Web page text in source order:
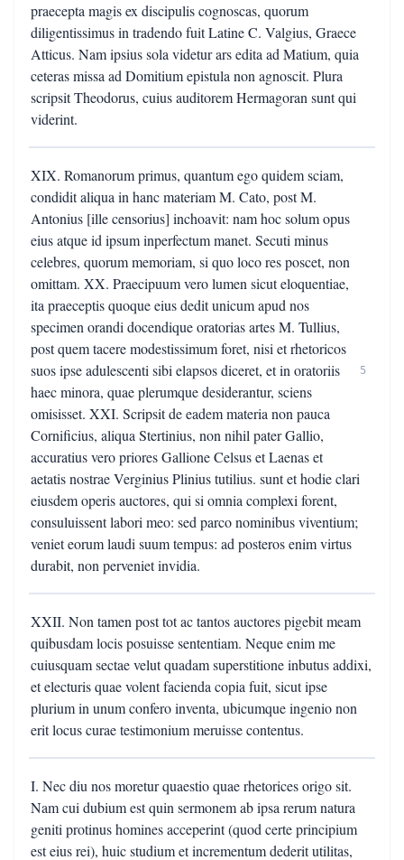
praecepta magis ex discipulis cognoscas, quorum
diligentissimus in tradendo fuit Latine C. Valgius, Graece
Atticus. Nam ipsius sola videtur ars edita ad Matium, quia
ceteras missa ad Domitium epistula non agnoscit. Plura
scripsit Theodorus, cuius auditorem Hermagoran sunt qui
viderint.
XIX. Romanorum primus, quantum ego quidem sciam,
condidit aliqua in hanc materiam M. Cato, post M.
Antonius [ille censorius] inchoavit: nam hoc solum opus
eius atque id ipsum inperfectum manet. Secuti minus
celebres, quorum memoriam, si quo loco res poscet, non
omittam. XX. Praecipuum vero lumen sicut eloquentiae,
ita praeceptis quoque eius dedit unicum apud nos
specimen orandi docendique oratorias artes M. Tullius,
post quem tacere modestissimum foret, nisi et rhetoricos
suos ipse adulescenti sibi elapsos diceret, et in oratoriis
haec minora, quae plerumque desiderantur, sciens
omisisset. XXI. Scripsit de eadem materia non pauca
Cornificius, aliqua Stertinius, non nihil pater Gallio,
accuratius vero priores Gallione Celsus et Laenas et
aetatis nostrae Verginius Plinius tutilius. sunt et hodie clari
eiusdem operis auctores, qui si omnia complexi forent,
consuluissent labori meo: sed parco nominibus viventium;
veniet eorum laudi suum tempus: ad posteros enim virtus
durabit, non perveniet invidia.
5
XXII. Non tamen post tot ac tantos auctores pigebit meam
quibusdam locis posuisse sententiam. Neque enim me
cuiusquam sectae velut quadam superstitione inbutus addixi,
et electuris quae volent facienda copia fuit, sicut ipse
plurium in unum confero inventa, ubicumque ingenio non
erit locus curae testimonium meruisse contentus.
I. Nec diu nos moretur quaestio quae rhetorices origo sit.
Nam cui dubium est quin sermonem ab ipsa rerum natura
geniti protinus homines acceperint (quod certe principium
est eius rei), huic studium et incrementum dederit utilitas,